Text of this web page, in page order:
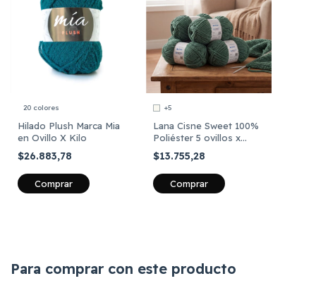
20 colores
Hilado Plush Marca Mia
en Ovillo X Kilo
$26.883,78
Comprar
+5
Lana Cisne Sweet 100%
Poliéster 5 ovillos x
100grs Total 500 grs
$13.755,28
Comprar
Para comprar con este producto